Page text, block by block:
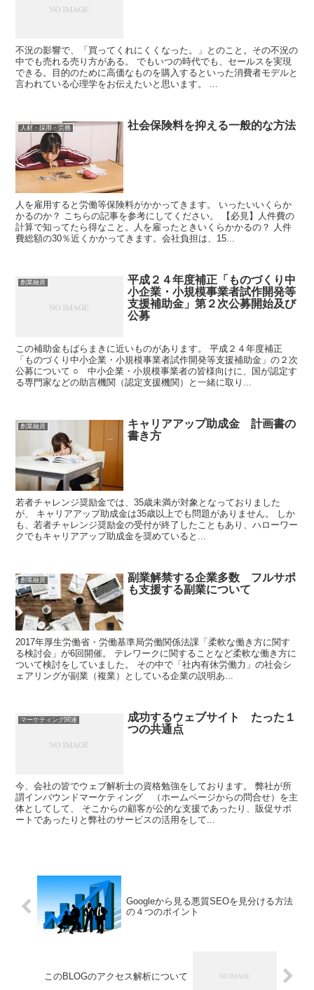
不況の影響で、「買ってくれにくくなった。」とのこと。その不況の
中でも売れる売り方がある。 でもいつの時代でも、セールスを実現
できる。目的のために高価なものを購入するといった消費者モデルと
言われている心理学をお伝えたいと思います。 ...
人材・採用・労務 社会保険料を抑える一般的な方法
人を雇用すると労働等保険料がかかってきます。 いったいいくらか
かるのか？ こちらの記事を参考にしてください。 【必見】人件費の
計算で知ってたら得なこと。人を雇ったときいくらかかるの？ 人件
費総額の30％近くかかってきます。会社負担は、15...
創業融資
平成２４年度補正「ものづくり中
小企業・小規模事業者試作開発等
支援補助金」第２次公募開始及び
公募
この補助金もばらまきに近いものがあります。 平成２４年度補正
「ものづくり中小企業・小規模事業者試作開発等支援補助金」の２次
公募について ○ 中小企業・小規模事業者の皆様向けに、国が認定す
る専門家などの助言機関（認定支援機関）と一緒に取り...
創業融資
キャリアアップ助成金 計画書の
書き方
若者チャレンジ奨励金では、35歳未満が対象となっておりました
が、 キャリアアップ助成金は35歳以上でも問題がありません。 しか
も、若者チャレンジ奨励金の受付が終了したこともあり、ハローワー
クでもキャリアアップ助成金を奨めていると...
創業融資
副業解禁する企業多数 フルサポ
も支援する副業について
2017年厚生労働省・労働基準局労働関係法課「柔軟な働き方に関す
る検討会」が6回開催。 テレワークに関することなど柔軟な働き方に
ついて検討をしていました。 その中で「社内有休労働力」の社会シ
ェアリングが副業（複業）としている企業の説明あ...
マーケティング関連
成功するウェブサイト たった１
つの共通点
今、会社の皆でウェブ解析士の資格勉強をしております。 弊社が所
謂インバウンドマーケティング （ホームページからの問合せ）を主
体としてして、 そこからの顧客が公的な支援であったり、販促サポ
ートであったりと弊社のサービスの活用をして...
Googleから見る悪質SEOを見分ける方法
の４つのポイント
このBLOGのアクセス解析について